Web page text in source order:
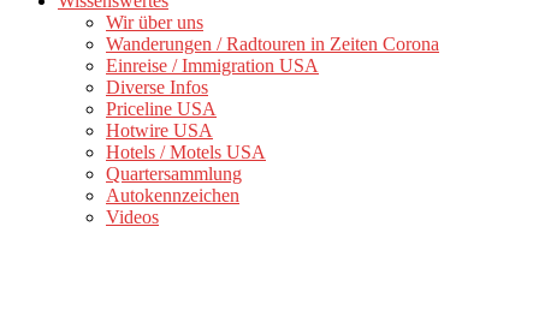
Wir über uns
Wanderungen / Radtouren in Zeiten Corona
Einreise / Immigration USA
Diverse Infos
Priceline USA
Hotwire USA
Hotels / Motels USA
Quartersammlung
Autokennzeichen
Videos